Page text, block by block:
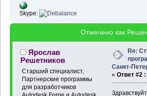
Skype:
Отмечено как
Ярослав
Решетников
Старший специалист,
Партнерские программы
для разработчиков
Re:
Санкт-
« Ответ #2 :